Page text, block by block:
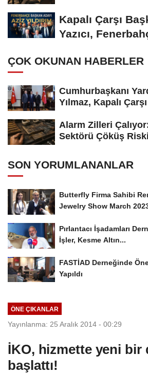
Kapalı Çarşı
Yazıcı,
ÇOK OKUNAN HABERLER
Cumhurbaşkanı
Yılmaz, Kapalı
Alarm Zilleri
Sektörü Çöküş
SON YORUMLANANLAR
Butterfly Firma Sahibi
Jewelry Show March
Pırlantacı İşadamları
İşler, Kesme Altın...
FASTİAD Derneğinde
Yapıldı
ÖNE ÇIKANLAR
Yayınlanma: 25 Aralık 2014 - 00:29
İKO, hizmette yeni bir
başlattı!